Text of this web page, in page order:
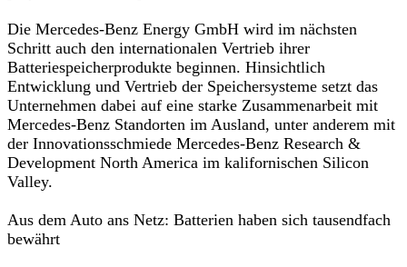
Die Mercedes-Benz Energy GmbH wird im nächsten
Schritt auch den internationalen Vertrieb ihrer
Batteriespeicherprodukte beginnen. Hinsichtlich
Entwicklung und Vertrieb der Speichersysteme setzt das
Unternehmen dabei auf eine starke Zusammenarbeit mit
Mercedes-Benz Standorten im Ausland, unter anderem mit
der Innovationsschmiede Mercedes-Benz Research &
Development North America im kalifornischen Silicon
Valley.
Aus dem Auto ans Netz: Batterien haben sich tausendfach
bewährt